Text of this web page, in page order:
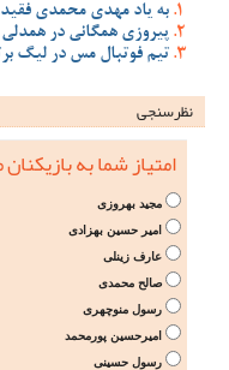
به یاد مهدی محمدی فقید،
پیروزی همگانی در
تیم فوتبال مس در لیگ برتر 87_1386، با
نظرسنجی
امتیاز شما به
مجید بهروزی
امیر حسین بهزادی
عارف زینلی
صالح محمدی
رسول منوچهری
امیرحسین پورمحمد
رسول حسینی